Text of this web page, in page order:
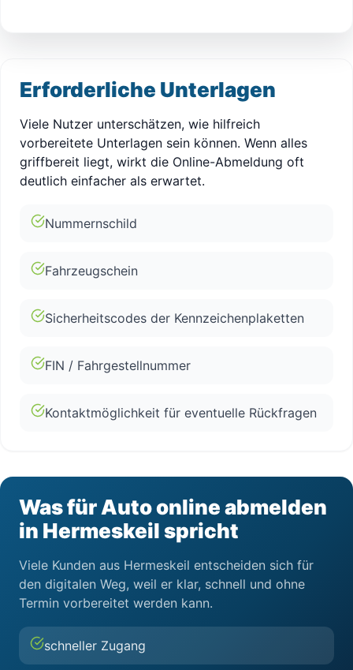
Erforderliche Unterlagen
Viele Nutzer unterschätzen, wie hilfreich
vorbereitete Unterlagen sein können. Wenn alles
griffbereit liegt, wirkt die Online-Abmeldung oft
deutlich einfacher als erwartet.
Nummernschild
Fahrzeugschein
Sicherheitscodes der Kennzeichenplaketten
FIN / Fahrgestellnummer
Kontaktmöglichkeit für eventuelle Rückfragen
Was für Auto online abmelden
in Hermeskeil spricht
Viele Kunden aus Hermeskeil entscheiden sich für
den digitalen Weg, weil er klar, schnell und ohne
Termin vorbereitet werden kann.
schneller Zugang